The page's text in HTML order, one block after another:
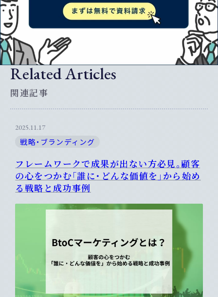
Related Articles
関連記事
2025.11.17
戦略・ブランディング
フレームワークで成果が出ない方必見。顧客
の心をつかむ「誰に・どんな価値を」から始め
る戦略と成功事例